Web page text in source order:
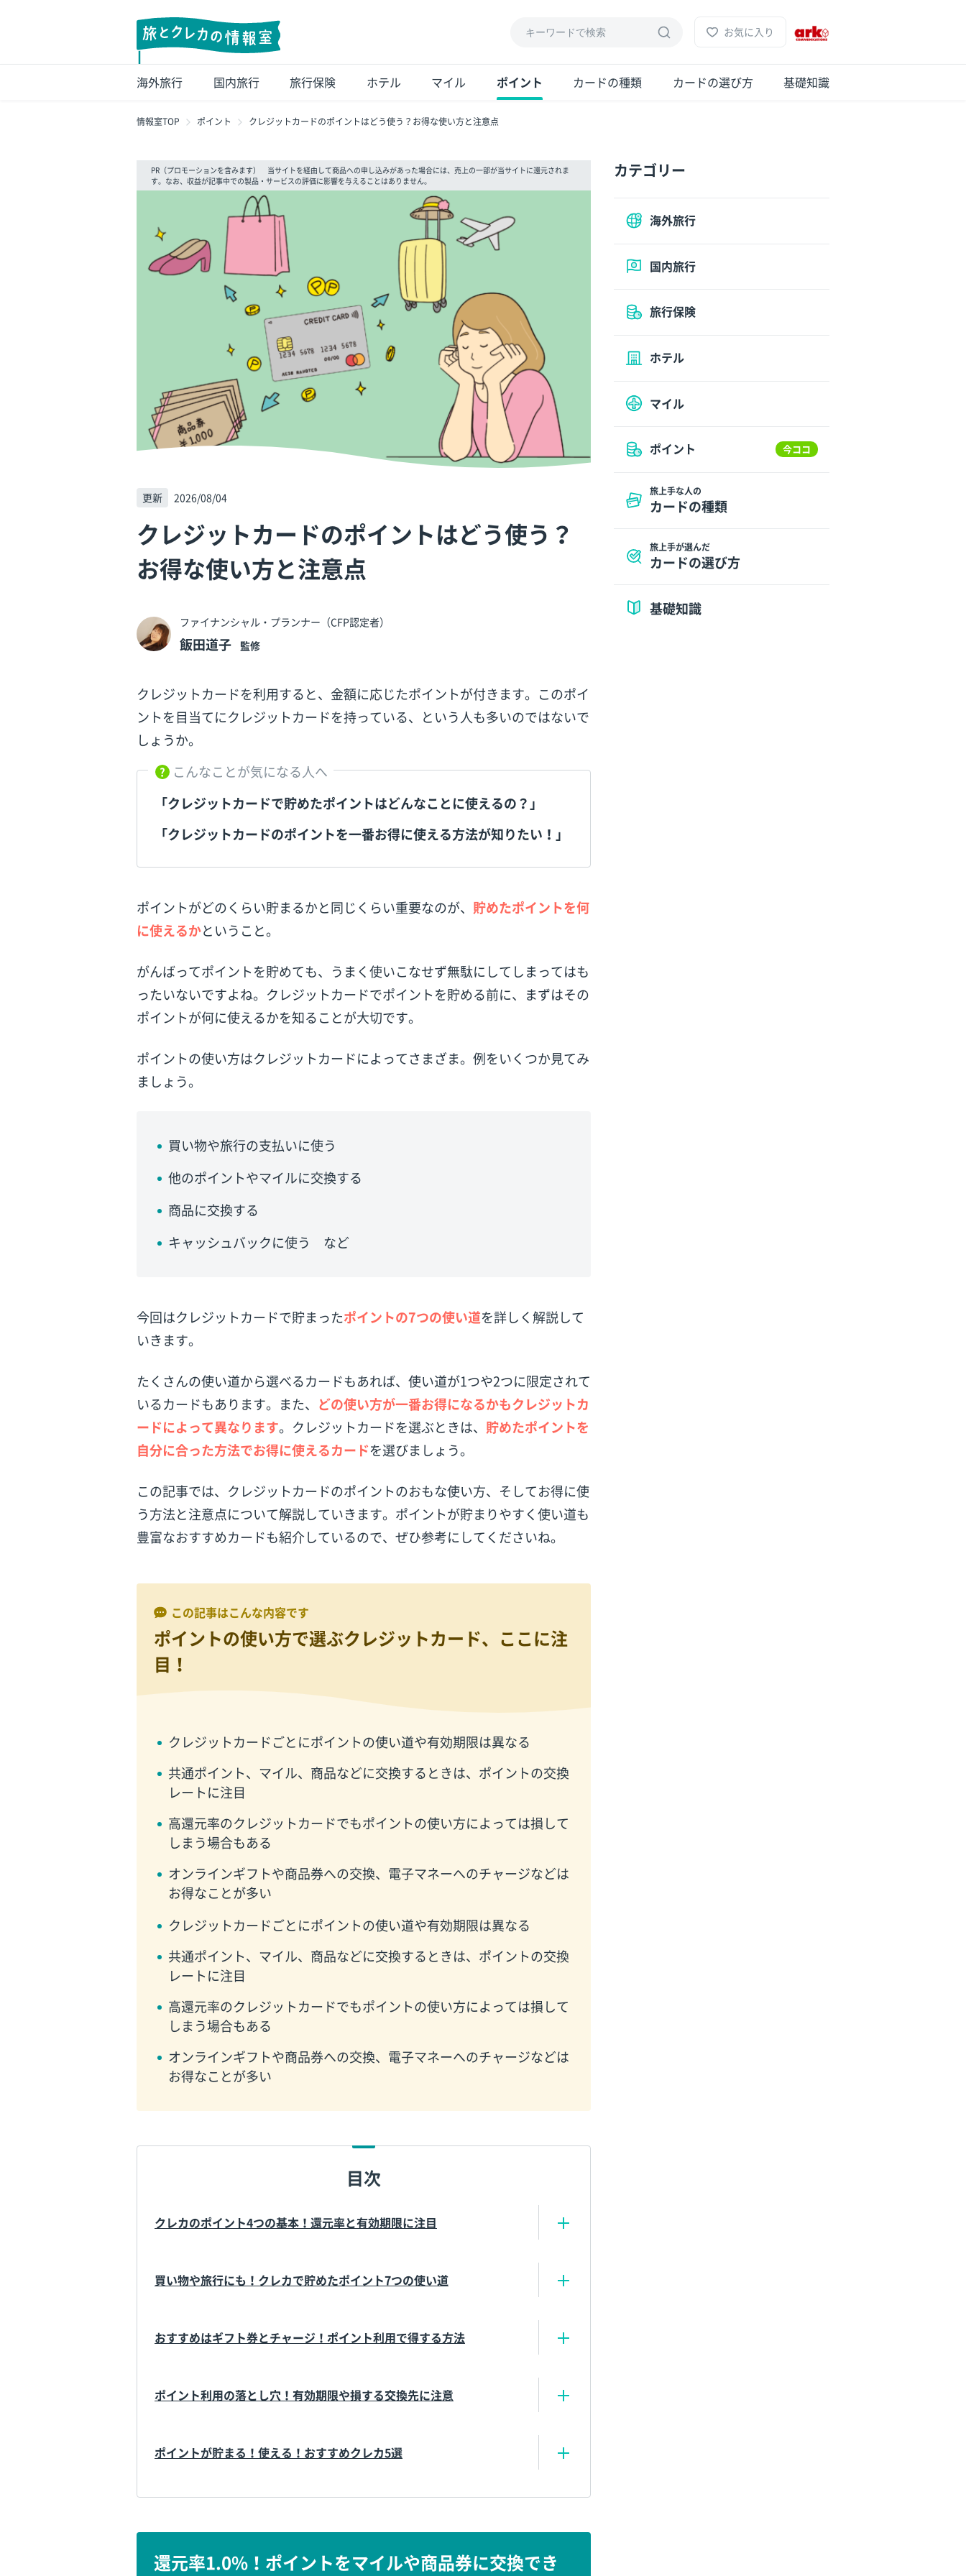
お気に入り
海外旅行 国内旅行 旅行保険 ホテル マイル ポイント カードの種類 カードの選び方 基礎知識
情報室TOP ポイント クレジットカードのポイントはどう使う？お得な使い方と注意点
PR（プロモーションを含みます） 当サイトを経由して商品への申し込みがあった場合には、売上の一部が当サイトに還元されま
す。なお、収益が記事中での製品・サービスの評価に影響を与えることはありません。
更新 2026/08/04
クレジットカードのポイントはどう使う？
お得な使い方と注意点
ファイナンシャル・プランナー（CFP認定者）
飯田道子 監修
クレジットカードを利用すると、金額に応じたポイントが付きます。このポイ
ントを目当てにクレジットカードを持っている、という人も多いのではないで
しょうか。
こんなことが気になる人へ
「クレジットカードで貯めたポイントはどんなことに使えるの？」
「クレジットカードのポイントを一番お得に使える方法が知りたい！」
ポイントがどのくらい貯まるかと同じくらい重要なのが、 貯めたポイントを何
に使えるかということ。
がんばってポイントを貯めても、うまく使いこなせず無駄にしてしまってはも
ったいないですよね。クレジットカードでポイントを貯める前に、まずはその
ポイントが何に使えるかを知ることが大切です。
ポイントの使い方はクレジットカードによってさまざま。例をいくつか見てみ
ましょう。
買い物や旅行の支払いに使う
他のポイントやマイルに交換する
商品に交換する
キャッシュバックに使う など
今回はクレジットカードで貯まったポイントの7つの使い道を詳しく解説して
いきます。
たくさんの使い道から選べるカードもあれば、使い道が1つや2つに限定されて
いるカードもあります。また、 どの使い方が一番お得になるかもクレジットカ
ードによって異なります。クレジットカードを選ぶときは、 貯めたポイントを
自分に合った方法でお得に使えるカードを選びましょう。
この記事では、クレジットカードのポイントのおもな使い方、そしてお得に使
う方法と注意点について解説していきます。ポイントが貯まりやすく使い道も
豊富なおすすめカードも紹介しているので、ぜひ参考にしてくださいね。
この記事はこんな内容です
ポイントの使い方で選ぶクレジットカード、ここに注
目！
クレジットカードごとにポイントの使い道や有効期限は異なる
共通ポイント、マイル、商品などに交換するときは、ポイントの交換
レートに注目
高還元率のクレジットカードでもポイントの使い方によっては損して
しまう場合もある
オンラインギフトや商品券への交換、電子マネーへのチャージなどは
お得なことが多い
クレジットカードごとにポイントの使い道や有効期限は異なる
共通ポイント、マイル、商品などに交換するときは、ポイントの交換
レートに注目
高還元率のクレジットカードでもポイントの使い方によっては損して
しまう場合もある
オンラインギフトや商品券への交換、電子マネーへのチャージなどは
お得なことが多い
目次
クレカのポイント4つの基本！還元率と有効期限に注目
買い物や旅行にも！クレカで貯めたポイント7つの使い道
おすすめはギフト券とチャージ！ポイント利用で得する方法
ポイント利用の落とし穴！有効期限や損する交換先に注意
ポイントが貯まる！使える！おすすめクレカ5選
還元率1.0%！ポイントをマイルや商品券に交換でき
カテゴリー
海外旅行
国内旅行
旅行保険
ホテル
マイル
今ココ
ポイント
旅上手な人の
カードの種類
旅上手が選んだ
カードの選び方
基礎知識